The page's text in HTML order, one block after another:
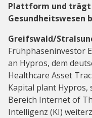
Plattform und
Gesundheitswesen
Greifswald/
Frühphaseninvestor
an Hypros, dem
Healthcare Asset
Kapital plant Hypros,
Bereich Internet of
Intelligenz (KI)